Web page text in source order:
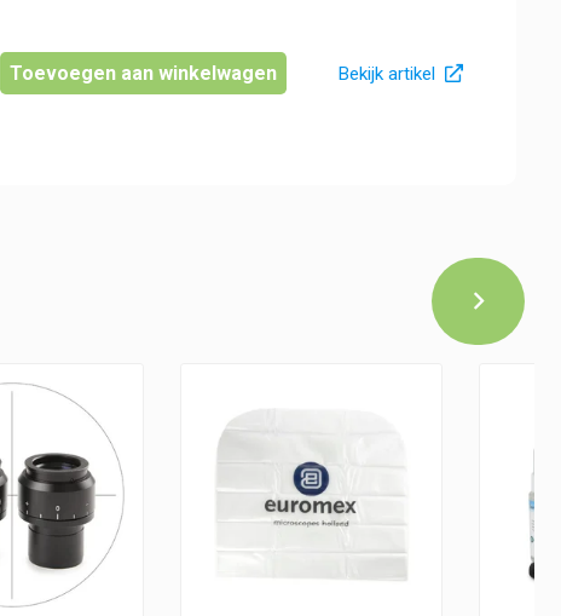
Toevoegen aan winkelwagen Bekijk artikel